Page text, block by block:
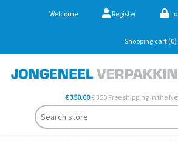
Welcome Register
Shopping cart (0)
€ 350.00€ 350 Free shipping in the